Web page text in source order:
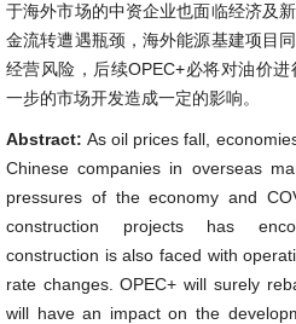
于海外市场的中资企业也面临经济及
金流转遭遇瓶颈，海外能源基建项目
经营风险，后续OPEC+必将对油价
一步的市场开发造成一定的影响。
Abstract:As oil prices fall,
Chinese companies in overseas
pressures of the economy and
construction projects has
construction is also faced with
rate changes. OPEC+ will surely
will have an impact on the